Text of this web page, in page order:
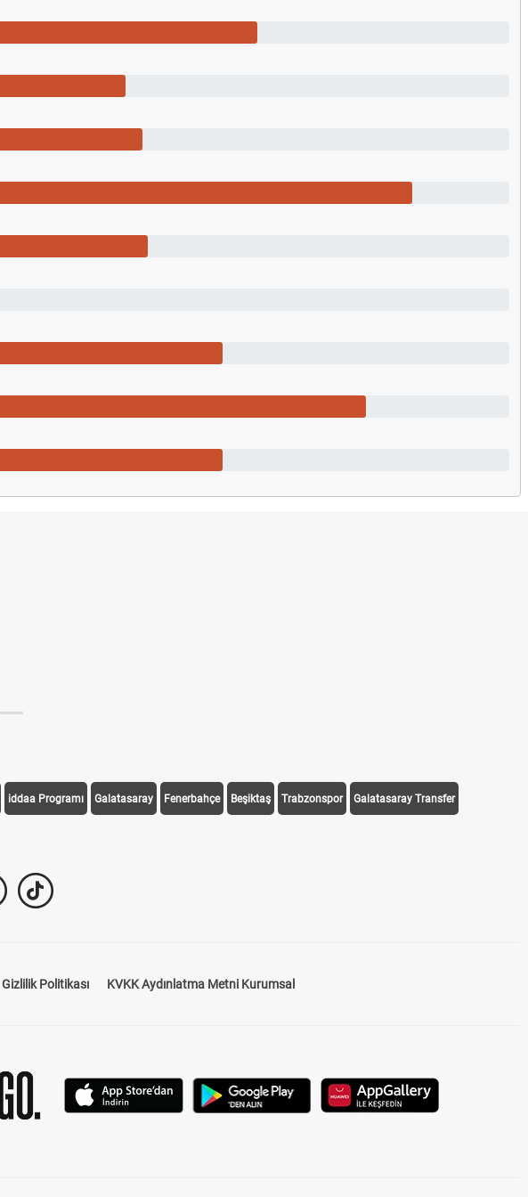
iddaa Programı Galatasaray Fenerbahçe Beşiktaş Trabzonspor Galatasaray Transfer
Gizlilik Politikası KVKK Aydınlatma Metni Kurumsal